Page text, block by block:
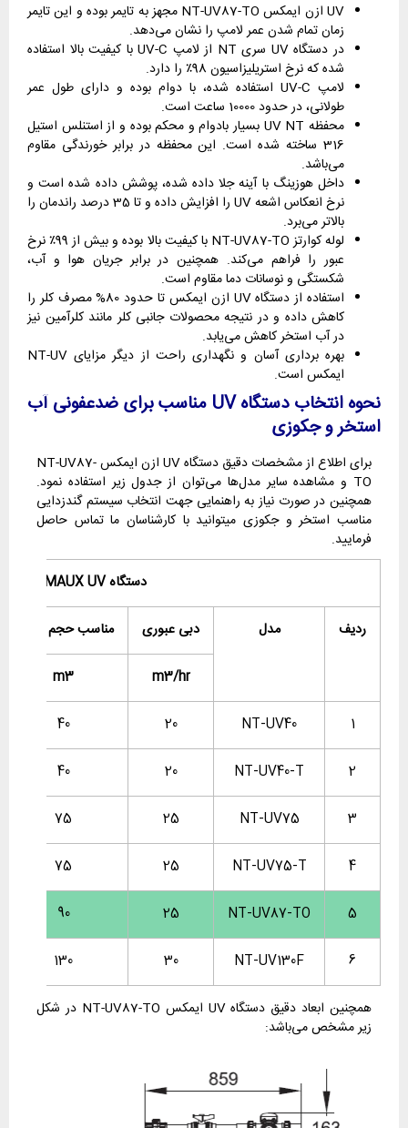
UV ازن ایمکس NT-UV87-TO مجهز به تایمر بوده و این تایمر
زمان تمام شدن عمر لامپ را نشان می‌دهد.
در دستگاه UV سری NT از لامپ UV-C با کیفیت بالا استفاده
شده که نرخ استریلیزاسیون 98٪ را دارد.
لامپ UV-C استفاده شده، با دوام بوده و دارای طول عمر
طولانی، در حدود 10000 ساعت است.
محفظه UV NT بسیار بادوام و محکم بوده و از استنلس استیل
316 ساخته شده است. این محفظه در برابر خورندگی مقاوم
می‌باشد.
داخل هوزینگ با آینه جلا داده شده، پوشش داده شده است و
نرخ انعکاس اشعه UV را افزایش داده و تا 35 درصد راندمان را
بالاتر می‌برد.
لوله کوارتز NT-UV87-TO با کیفیت بالا بوده و بیش از 99٪ نرخ
عبور را فراهم می‌کند. همچنین در برابر جریان هوا و آب،
شکستگی و نوسانات دما مقاوم است.
استفاده از دستگاه UV ازن ایمکس تا حدود 80% مصرف کلر را
کاهش داده و در نتیجه محصولات جانبی کلر مانند کلرآمین نیز
در آب استخر کاهش می‌یابد.
بهره برداری آسان و نگهداری راحت از دیگر مزایای NT-UV
ایمکس است.
نحوه انتخاب دستگاهUV مناسب برای ضدعفونی آب
استخر و جکوزی
برای اطلاع از مشخصات دقیق دستگاه UV ازن ایمکس NT-UV87-
TO و مشاهده سایر مدل‌ها می‌توان از جدول زیر استفاده نمود.
همچنین در صورت نیاز به راهنمایی جهت انتخاب سیستم گندزدایی
مناسب استخر و جکوزی میتوانید با کارشناسان ما تماس حاصل
فرمایید.
دستگاه EMAUX UV ایمکس سری NT
ردیف مدل دبی عبوری مناسب حجم استخر
m3/hr
m3
1
NT-UV40
20
40
2
NT-UV40-T
20
40
3
NT-UV75
25
75
4
NT-UV75-T
25
75
5
NT-UV87-TO
25
90
6
NT-UV130F
30
130
همچنین ابعاد دقیق دستگاه UV ایمکس NT-UV87-TO در شکل
زیر مشخص می‌باشد: